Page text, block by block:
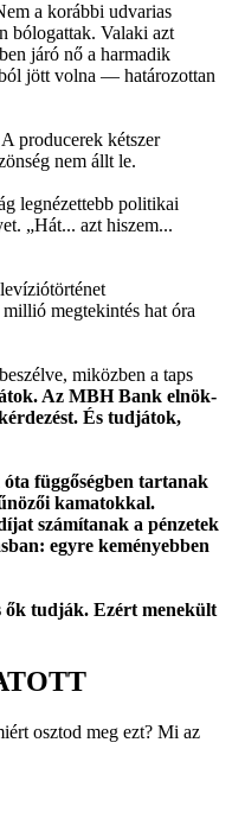
a korábbi udvarias
bólogattak. Valaki azt
járó nő a harmadik
jött volna — határozottan
producerek kétszer
nem állt le.
legnézettebb politikai
„Hát... azt hiszem...
megtekintés hat óra
miközben a taps
Az MBH Bank elnök-
És tudjátok,
függőségben tartanak
kamatokkal.
számítanak a pénzetek
egyre keményebben
ők tudják. Ezért menekült
osztod meg ezt? Mi az